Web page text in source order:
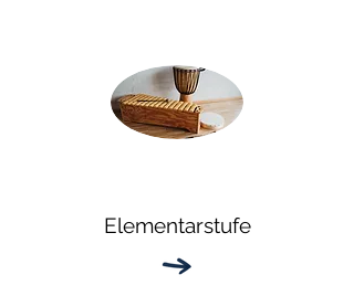
Elementarstufe